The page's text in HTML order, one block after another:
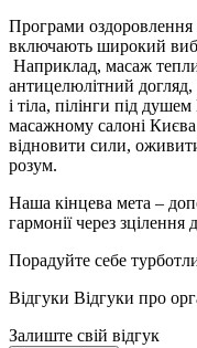
Програми оздоровлення
включають широкий
Наприклад, масаж
антицелюлітний догляд,
і тіла, пілінги під
масажному салоні
відновити сили,
розум.
Наша кінцева мета –
гармонії через
Порадуйте себе
Відгуки Відгуки про
Залиште свій відгук